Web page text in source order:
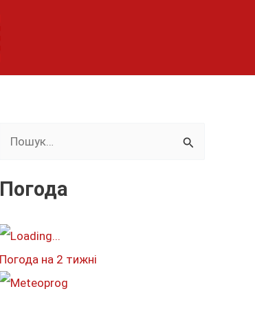
к
т
:
Погода
Погода на 2 тижні